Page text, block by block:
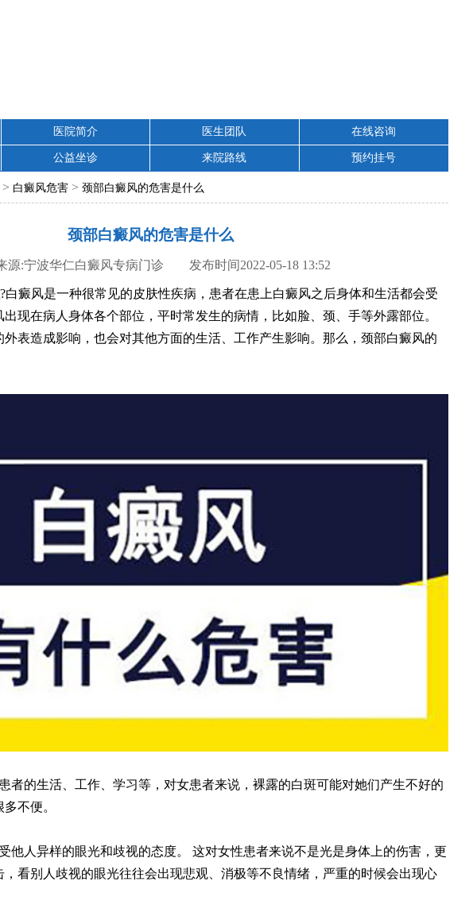
医院简介 医生团队 在线咨询
公益坐诊 来院路线 预约挂号
> 白癜风危害 > 颈部白癜风的危害是什么
颈部白癜风的危害是什么
源:宁波华仁白癜风专病门诊 发布时间2022-05-18 13:52
?白癜风是一种很常见的皮肤性疾病，患者在患上白癜风之后身体和生活都会受
现在病人身体各个部位，平时常发生的病情，比如脸、颈、手等外露部位。
表造成影响，也会对其他方面的生活、工作产生影响。那么，颈部白癜风的
的生活、工作、学习等，对女患者来说，裸露的白斑可能对她们产生不好的
不便。
人异样的眼光和歧视的态度。 这对女性患者来说不是光是身体上的伤害，更
看别人歧视的眼光往往会出现悲观、消极等不良情绪，严重的时候会出现心